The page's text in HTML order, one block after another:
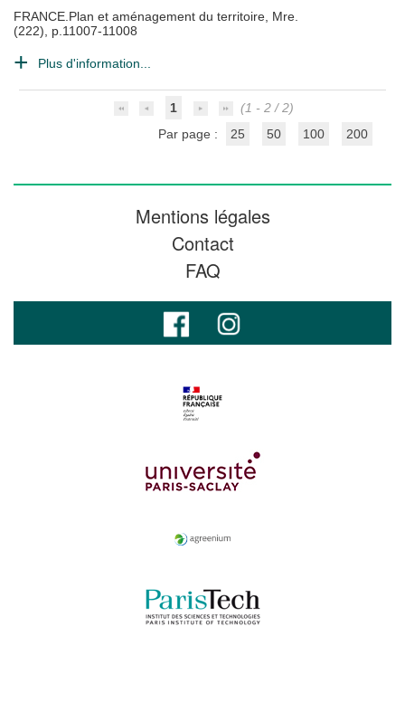
FRANCE.Plan et aménagement du territoire, Mre.
(222), p.11007-11008
Plus d'information...
1
(1 - 2 / 2)
Par page :
25 50 100 200
Mentions légales
Contact
FAQ